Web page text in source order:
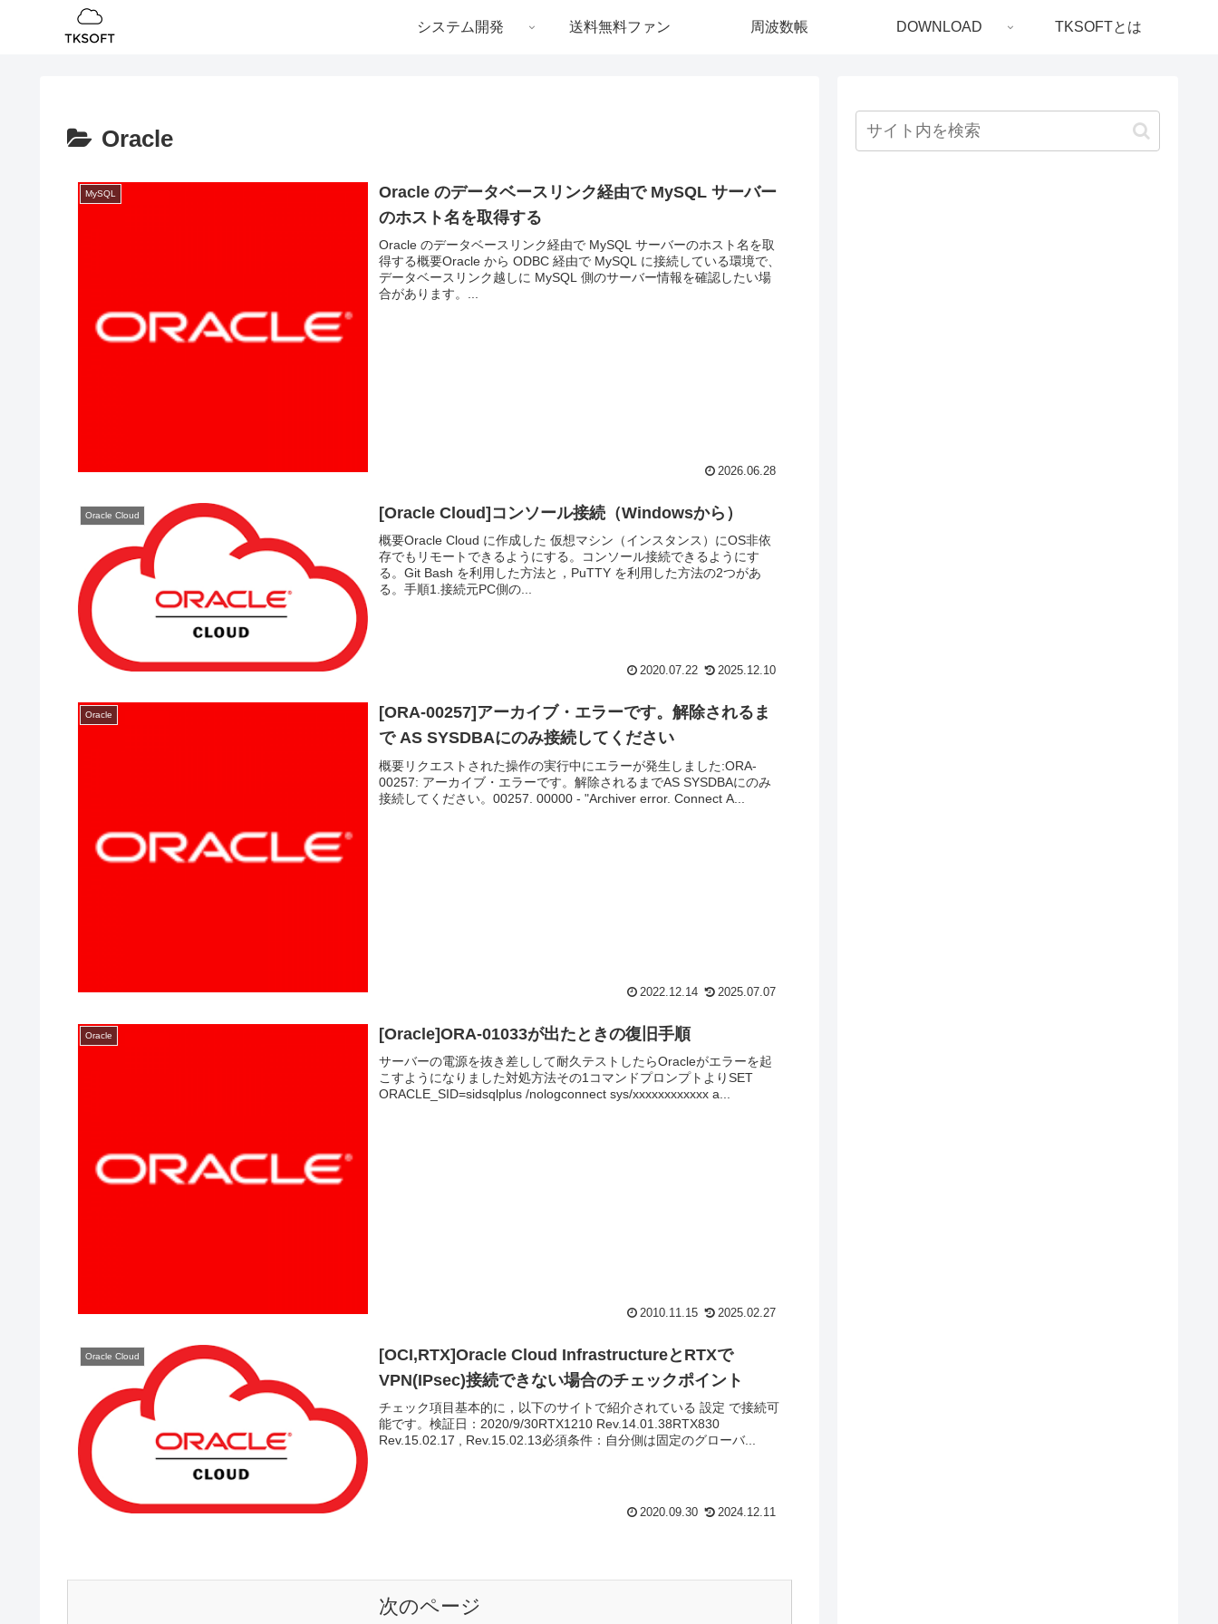
システム開発 送料無料ファン 周波数帳 DOWNLOAD TKSOFTとは
Oracle
MySQL
Oracle のデータベースリンク経由で MySQL サーバー
のホスト名を取得する
Oracle のデータベースリンク経由で MySQL サーバーのホスト名を取
得する概要Oracle から ODBC 経由で MySQL に接続している環境で、
データベースリンク越しに MySQL 側のサーバー情報を確認したい場
合があります。...
2026.06.28
Oracle Cloud [Oracle Cloud]コンソール接続（Windowsから）
概要Oracle Cloud に作成した 仮想マシン（インスタンス）にOS非依
存でもリモートできるようにする。コンソール接続できるようにす
る。Git Bash を利用した方法と，PuTTY を利用した方法の2つがあ
る。手順1.接続元PC側の...
2020.07.22 2025.12.10
Oracle
[ORA-00257]アーカイブ・エラーです。解除されるま
で AS SYSDBAにのみ接続してください
概要リクエストされた操作の実行中にエラーが発生しました:ORA-
00257: アーカイブ・エラーです。解除されるまでAS SYSDBAにのみ
接続してください。00257. 00000 - "Archiver error. Connect A...
2022.12.14 2025.07.07
Oracle [Oracle]ORA-01033が出たときの復旧手順
サーバーの電源を抜き差しして耐久テストしたらOracleがエラーを起
こすようになりました対処方法その1コマンドプロンプトよりSET
ORACLE_SID=sidsqlplus /nologconnect sys/xxxxxxxxxxxx a...
2010.11.15 2025.02.27
Oracle Cloud
[OCI,RTX]Oracle Cloud InfrastructureとRTXで
VPN(IPsec)接続できない場合のチェックポイント
チェック項目基本的に，以下のサイトで紹介されている 設定 で接続可
能です。検証日：2020/9/30RTX1210 Rev.14.01.38RTX830
Rev.15.02.17 , Rev.15.02.13必須条件：自分側は固定のグローバ...
2020.09.30 2024.12.11
次のページ